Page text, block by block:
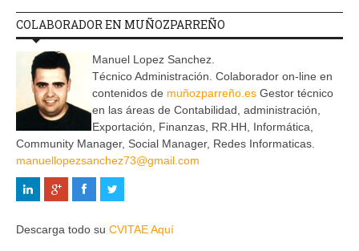
COLABORADOR EN MUÑOZPARREÑO
Manuel Lopez Sanchez.
Técnico Administración. Colaborador on-line en
contenidos de muñozparreño.es Gestor técnico
en las áreas de Contabilidad, administración,
Exportación, Finanzas, RR.HH, Informática,
Community Manager, Social Manager, Redes Informaticas.
manuellopezsanchez73@gmail.com
Descarga todo su CVITAE Aquí